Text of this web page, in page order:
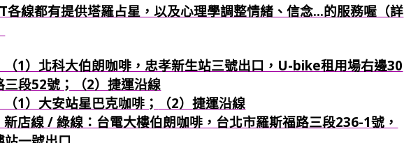
各線都有提供塔羅占星，以及心理學調整情緒、信念...的服務喔（詳
1）北科大伯朗咖啡，忠孝新生站三號出口，U-bike租用場右邊30
段52號；（2）捷運沿線
1）大安站星巴克咖啡；
（2）捷運沿線
店線 / 綠線：台電大樓伯朗咖啡，台北市羅斯福路三段236-1號，